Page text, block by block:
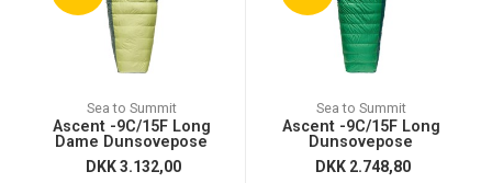
Sea to Summit
Ascent -9C/15F Long
Dame Dunsovepose
DKK3.132,00
Sea to Summit
Ascent -9C/15F Long
Dunsovepose
DKK 2.748,80